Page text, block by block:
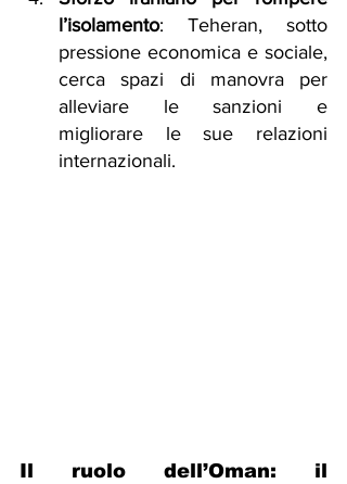
l’isolamento: Teheran, sotto
pressione economica e sociale,
cerca spazi di manovra per
alleviare le sanzioni e
migliorare le sue relazioni
internazionali.
Il ruolo dell’Oman: il